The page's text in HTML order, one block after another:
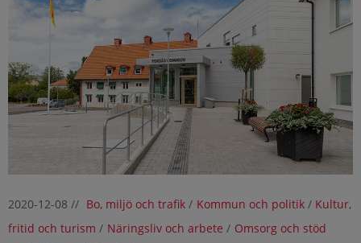
2020-12-08 // Bo, miljö och trafik/ Kommun och politik/ Kultur,
fritid och turism / Näringsliv och arbete / Omsorg och stöd